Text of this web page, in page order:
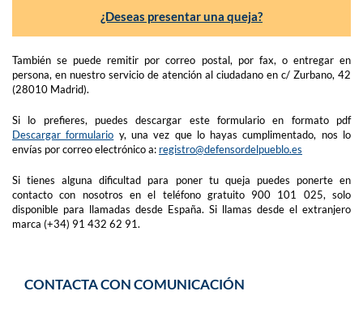
¿Deseas presentar una queja?
También se puede remitir por correo postal, por fax, o entregar en
persona, en nuestro servicio de atención al ciudadano en c/ Zurbano, 42
(28010 Madrid).
Si lo prefieres, puedes descargar este formulario en formato pdf
Descargar formulario y, una vez que lo hayas cumplimentado, nos lo
envías por correo electrónico a: registro@defensordelpueblo.es
Si tienes alguna dificultad para poner tu queja puedes ponerte en
contacto con nosotros en el teléfono gratuito 900 101 025, solo
disponible para llamadas desde España. Si llamas desde el extranjero
marca (+34) 91 432 62 91.
CONTACTA CON COMUNICACIÓN